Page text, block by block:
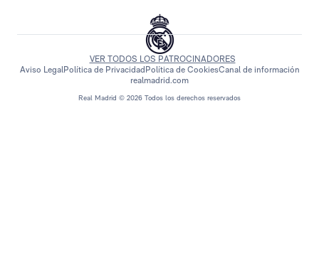
Real Madrid © 2026 Todos los derechos reservados
VER TODOS LOS PATROCINADORES
Aviso LegalPolítica de Privacidad Política de CookiesCanal de información
realmadrid.com